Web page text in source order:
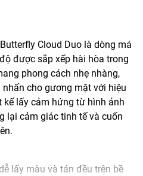
Cloud Duo là dòng má
được sắp xếp hài hòa trong
phong cách nhẹ nhàng,
cho gương mặt với hiệu
lấy cảm hứng từ hình ảnh
lại cảm giác tinh tế và cuốn
lấy màu và tán đều trên bề